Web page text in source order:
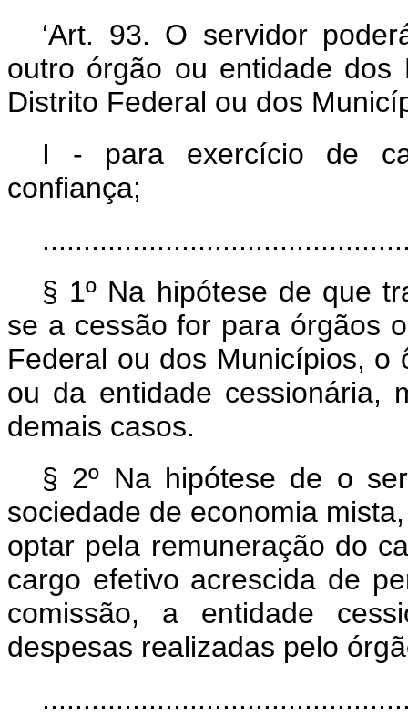
‘Art. 93. O servidor
outro órgão ou entidade
Distrito Federal ou dos
I - para exercício de
confiança;
§ 1º Na hipótese de que
se a cessão for para órgãos
Federal ou dos Municípios, o
ou da entidade cessionária,
demais casos.
§ 2º Na hipótese de o
sociedade de economia
optar pela remuneração do
cargo efetivo acrescida de
comissão, a entidade
despesas realizadas pelo